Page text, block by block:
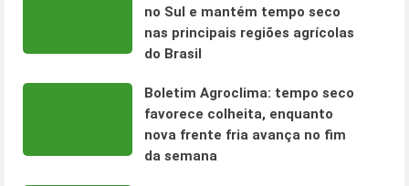
no Sul e mantém tempo seco
nas principais regiões agrícolas
do Brasil
Boletim Agroclima: tempo seco
favorece colheita, enquanto
nova frente fria avança no fim
da semana